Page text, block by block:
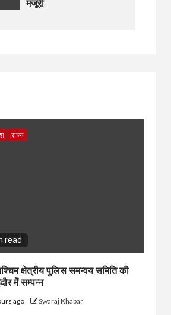
मंजूरी
राज्य
read
क्षेत्रीय पुलिस समन्वय समिति की
में सम्पन्न
ago Swaraj Khabar